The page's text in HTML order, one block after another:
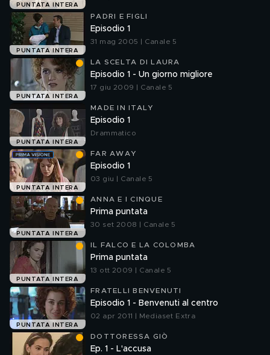
PUNTATA INTERA
PUNTATA INTERA
PADRI E FIGLI
Episodio 1
31 mag 2005 | Canale 5
PUNTATA INTERA
LA SCELTA DI LAURA
Episodio 1 - Un giorno migliore
17 giu 2009 | Canale 5
PUNTATA INTERA
MADE IN ITALY
Episodio 1
Drammatico
PUNTATA INTERA
FAR AWAY
Episodio 1
03 giu | Canale 5
PUNTATA INTERA
ANNA E I CINQUE
Prima puntata
30 set 2008 | Canale 5
PUNTATA INTERA
IL FALCO E LA COLOMBA
Prima puntata
13 ott 2009 | Canale 5
PUNTATA INTERA
FRATELLI BENVENUTI
Episodio 1 - Benvenuti al centro
02 apr 2011 | Mediaset Extra
DOTTORESSA GIÒ
Ep. 1 - L'accusa